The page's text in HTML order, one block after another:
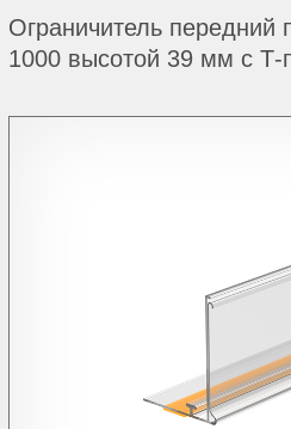
Ограничитель передний
1000 высотой 39 мм с Т-